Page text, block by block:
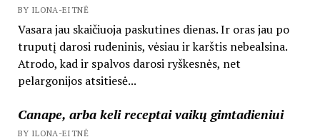
BY ILONA-EITNĖ
Vasara jau skaičiuoja paskutines dienas. Ir oras jau po
truputį darosi rudeninis, vėsiau ir karštis nebealsina.
Atrodo, kad ir spalvos darosi ryškesnės, net
pelargonijos atsitiesė...
Canape, arba keli receptai vaikų gimtadieniui
BY ILONA-EITNĖ